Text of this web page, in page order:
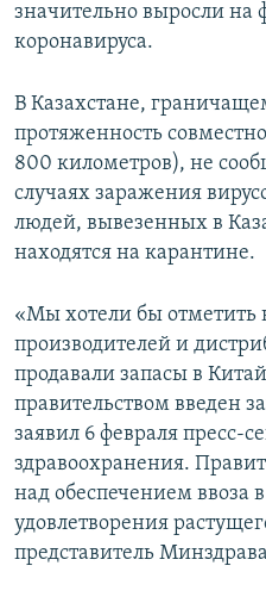
значительно выросли
коронавируса.
В Казахстане,
протяженность
800 километров), не
случаях заражения
людей, вывезенных в
находятся на карантине.
«Мы хотели бы отметить
производителей и
продавали запасы в
правительством введен
заявил 6 февраля пресс-
здравоохранения.
над обеспечением ввоза
удовлетворения
представитель